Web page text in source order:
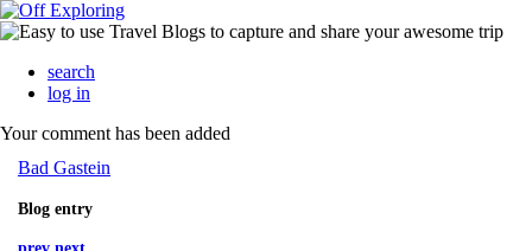
search
log in
Your comment has been added
Bad Gastein
Blog entry